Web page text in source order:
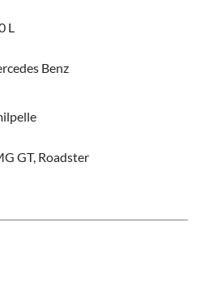
L
Benz
GT, Roadster